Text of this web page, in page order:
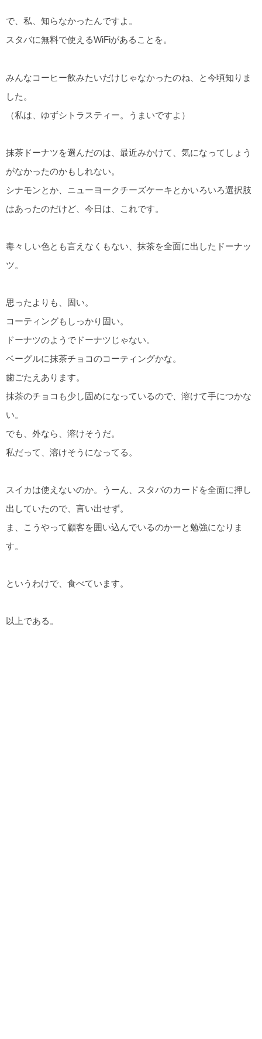
で、私、知らなかったんですよ。
スタバに無料で使えるWiFiがあることを。
みんなコーヒー飲みたいだけじゃなかったのね、と今頃知りま
した。
（私は、ゆずシトラスティー。うまいですよ）
抹茶ドーナツを選んだのは、最近みかけて、気になってしょう
がなかったのかもしれない。
シナモンとか、ニューヨークチーズケーキとかいろいろ選択肢
はあったのだけど、今日は、これです。
毒々しい色とも言えなくもない、抹茶を全面に出したドーナッ
ツ。
思ったよりも、固い。
コーティングもしっかり固い。
ドーナツのようでドーナツじゃない。
ベーグルに抹茶チョコのコーティングかな。
歯ごたえあります。
抹茶のチョコも少し固めになっているので、溶けて手につかな
い。
でも、外なら、溶けそうだ。
私だって、溶けそうになってる。
スイカは使えないのか。うーん、スタバのカードを全面に押し
出していたので、言い出せず。
ま、こうやって顧客を囲い込んでいるのかーと勉強になりま
す。
というわけで、食べています。
以上である。